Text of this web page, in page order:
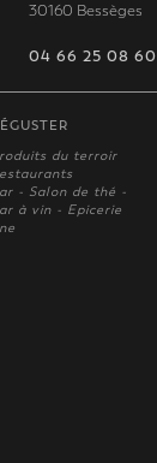
30160 Bessèges
04 66 25 08 60
du terroir
- Salon de thé -
à vin - Epicerie